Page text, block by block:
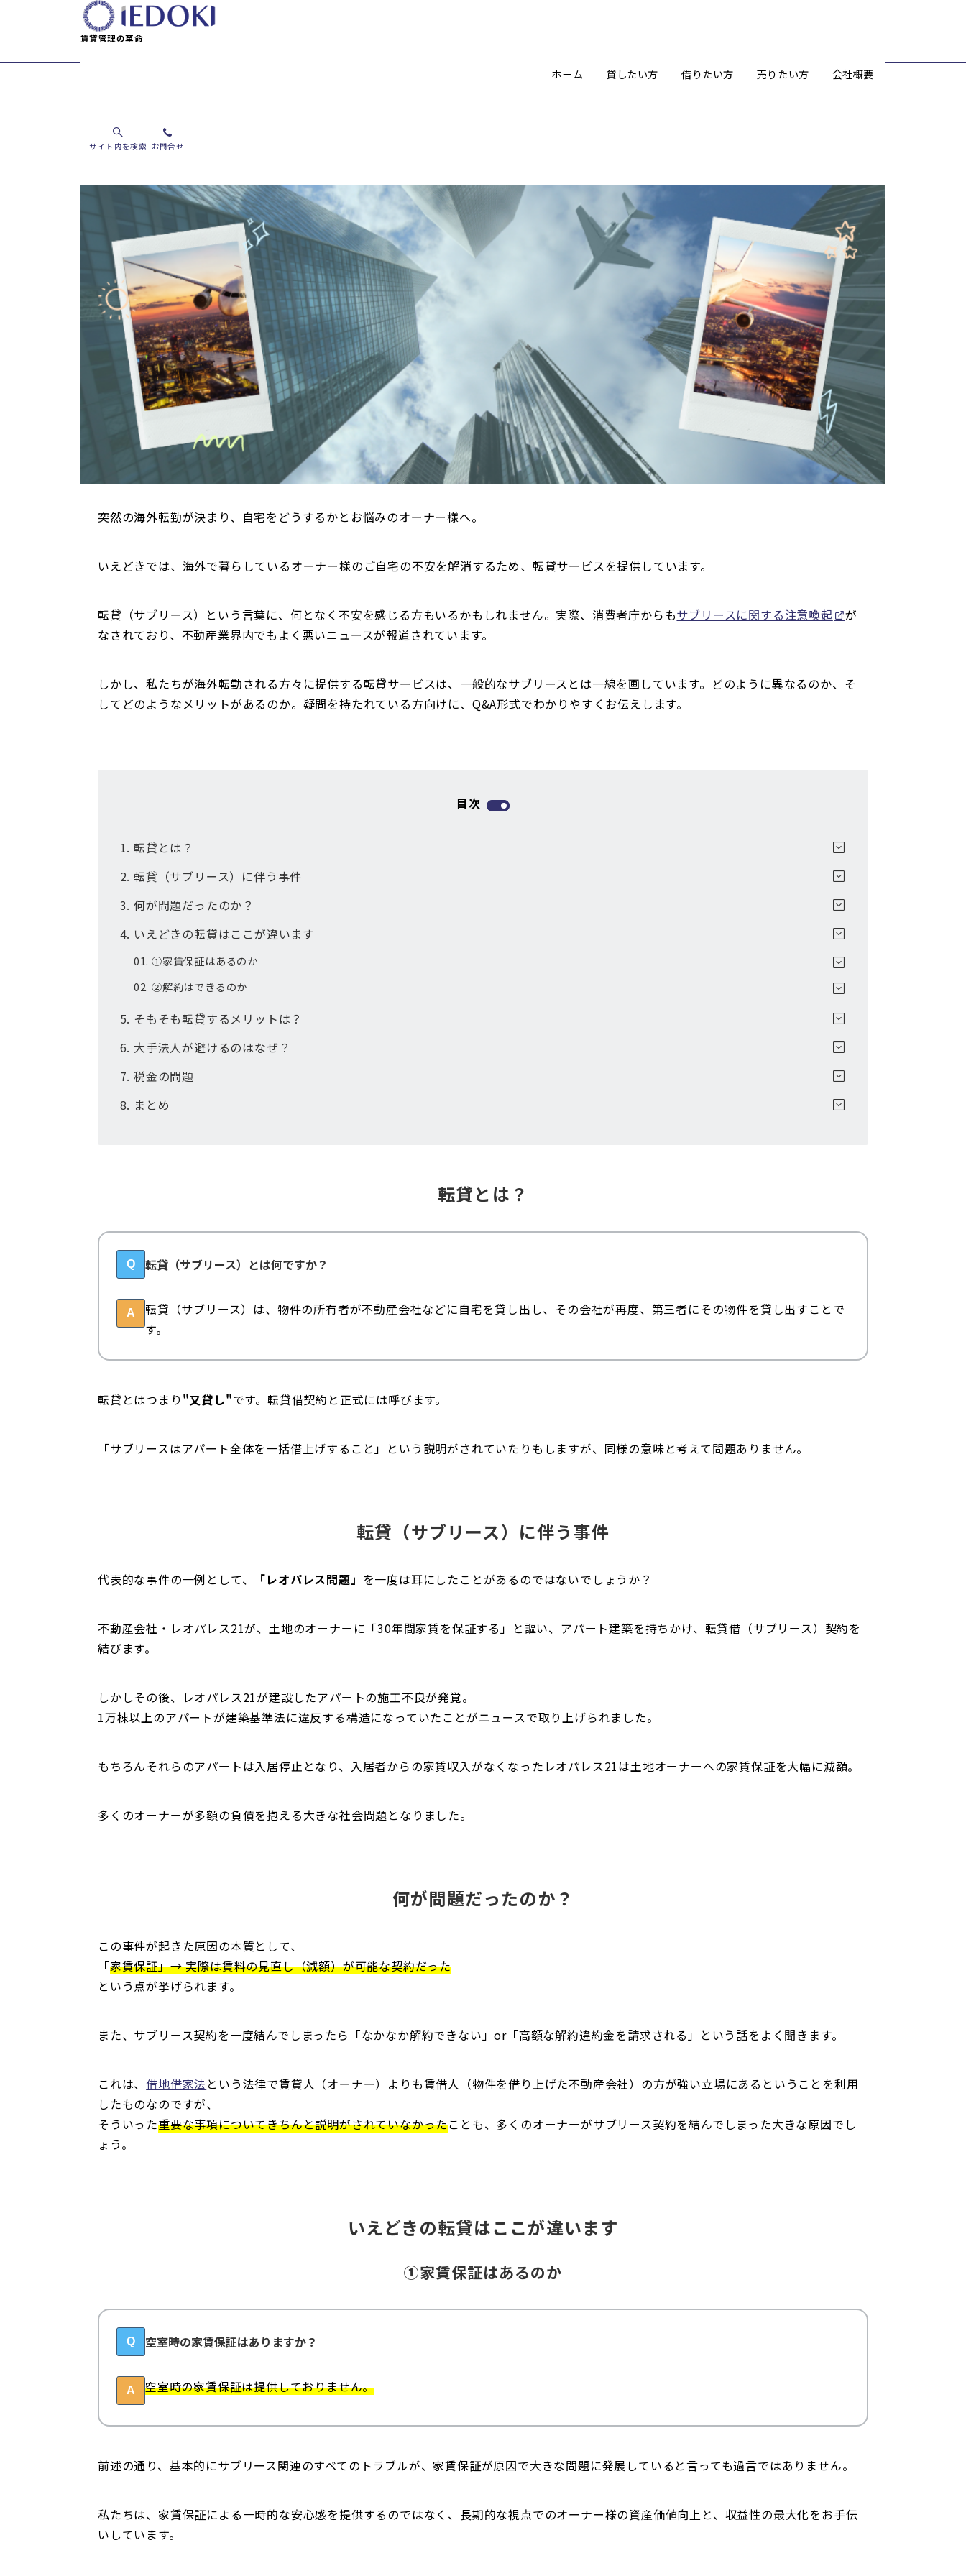
賃貸管理の革命
ホーム 貸したい方 借りたい方 売りたい方 会社概要
サイト内を検索 お問合せ
自宅を賃貸に出す？海外転勤者のための転貸サービス
突然の海外転勤が決まり、自宅をどうするかとお悩みのオーナー様へ。
いえどきでは、海外で暮らしているオーナー様のご自宅の不安を解消するため、転貸サービスを提供しています。
転貸（サブリース）という言葉に、何となく不安を感じる方もいるかもしれません。実際、消費者庁からもサブリースに関する注意喚起
が
なされており、不動産業界内でもよく悪いニュースが報道されています。
しかし、私たちが海外転勤される方々に提供する転貸サービスは、一般的なサブリースとは一線を画しています。どのように異なるのか、そ
してどのようなメリットがあるのか。疑問を持たれている方向けに、Q&A形式でわかりやすくお伝えします。
目次
転貸とは？
転貸（サブリース）に伴う事件
何が問題だったのか？
いえどきの転貸はここが違います
①家賃保証はあるのか
②解約はできるのか
そもそも転貸するメリットは？
大手法人が避けるのはなぜ？
税金の問題
まとめ
転貸とは？
Q 転貸（サブリース）とは何ですか？
A
転貸（サブリース）は、物件の所有者が不動産会社などに自宅を貸し出し、その会社が再度、第三者にその物件を貸し出すことで
す。
転貸とはつまり "又貸し"です。転貸借契約と正式には呼びます。
「サブリースはアパート全体を一括借上げすること」という説明がされていたりもしますが、同様の意味と考えて問題ありません。
転貸（サブリース）に伴う事件
代表的な事件の一例として、 「レオパレス問題」 を一度は耳にしたことがあるのではないでしょうか？
不動産会社・レオパレス21が、土地のオーナーに「30年間家賃を保証する」と謳い、アパート建築を持ちかけ、転貸借（サブリース）契約を
結びます。
しかしその後、レオパレス21が建設したアパートの施工不良が発覚。
1万棟以上のアパートが建築基準法に違反する構造になっていたことがニュースで取り上げられました。
もちろんそれらのアパートは入居停止となり、入居者からの家賃収入がなくなったレオパレス21は土地オーナーへの家賃保証を大幅に減額。
多くのオーナーが多額の負債を抱える大きな社会問題となりました。
何が問題だったのか？
この事件が起きた原因の本質として、
「家賃保証」→ 実際は賃料の見直し（減額）が可能な契約だった
という点が挙げられます。
また、サブリース契約を一度結んでしまったら「なかなか解約できない」or「高額な解約違約金を請求される」という話をよく聞きます。
これは、借地借家法 という法律で賃貸人（オーナー）よりも賃借人（物件を借り上げた不動産会社）の方が強い立場にあるということを利用
したものなのですが、
そういった重要な事項についてきちんと説明がされていなかったことも、多くのオーナーがサブリース契約を結んでしまった大きな原因でし
ょう。
いえどきの転貸はここが違います
①家賃保証はあるのか
Q 空室時の家賃保証はありますか？
A 空室時の家賃保証は提供しておりません。
前述の通り、基本的にサブリース関連のすべてのトラブルが、家賃保証が原因で大きな問題に発展していると言っても過言ではありません。
私たちは、家賃保証による一時的な安心感を提供するのではなく、長期的な視点でのオーナー様の資産価値向上と、収益性の最大化をお手伝
いしています。